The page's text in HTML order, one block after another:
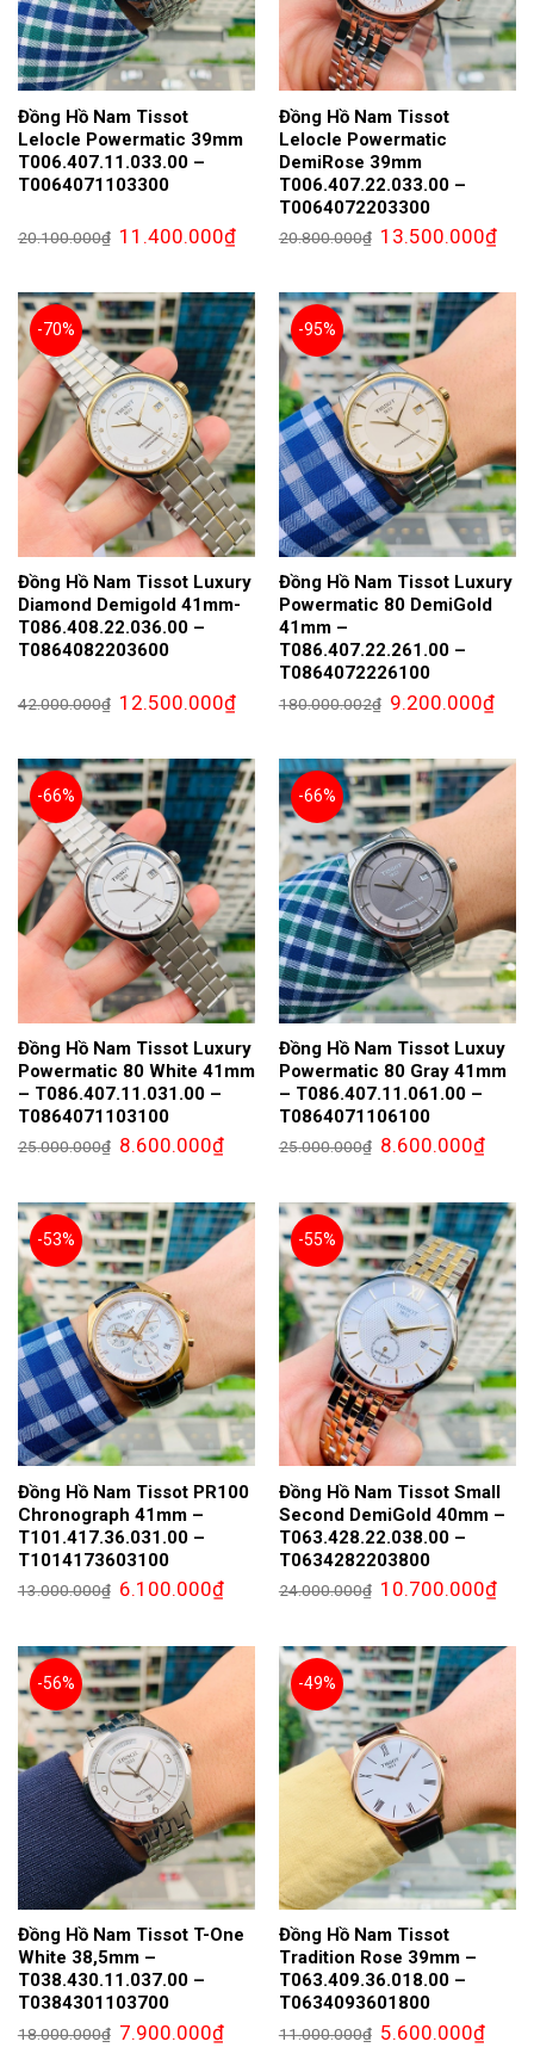
Đồng Hồ Nam Tissot
Lelocle Powermatic 39mm
T006.407.11.033.00 –
T0064071103300
20.100.000₫ Giá
gốc
11.400.000₫Giá
hiện
11.400.000₫.
Đồng Hồ Nam Tissot
Lelocle Powermatic
DemiRose 39mm
T006.407.22.033.00 –
T0064072203300
20.800.000₫ Giá
gốc
13.500.000₫Giá
hiện
-70%
Đồng Hồ Nam Tissot Luxury
Diamond Demigold 41mm-
T086.408.22.036.00 –
T0864082203600
42.000.000₫ Giá
gốc
12.500.000₫Giá
hiện
12.500.000₫.
-95%
Đồng Hồ Nam Tissot Luxury
Powermatic 80 DemiGold
41mm –
T086.407.22.261.00 –
T0864072226100
180.000.002₫ Giá
gốc
9.200.000₫Giá
hiện
-66%
Đồng Hồ Nam Tissot Luxury
Powermatic 80 White 41mm
– T086.407.11.031.00 –
T0864071103100
25.000.000₫ Giá
gốc
8.600.000₫Giá
hiện
8.600.000₫.
-66%
Đồng Hồ Nam Tissot Luxuy
Powermatic 80 Gray 41mm
– T086.407.11.061.00 –
T0864071106100
25.000.000₫ Giá
gốc
8.600.000₫Giá
hiện
-53%
Đồng Hồ Nam Tissot PR100
Chronograph 41mm –
T101.417.36.031.00 –
T1014173603100
13.000.000₫ Giá
gốc
6.100.000₫Giá
hiện
6.100.000₫.
-55%
Đồng Hồ Nam Tissot Small
Second DemiGold 40mm –
T063.428.22.038.00 –
T0634282203800
24.000.000₫ Giá
gốc
10.700.000₫Giá
hiện
-56%
Đồng Hồ Nam Tissot T-One
White 38,5mm –
T038.430.11.037.00 –
T0384301103700
18.000.000₫ Giá
gốc
7.900.000₫Giá
hiện
-49%
Đồng Hồ Nam Tissot
Tradition Rose 39mm –
T063.409.36.018.00 –
T0634093601800
11.000.000₫ Giá
gốc
5.600.000₫Giá
hiện